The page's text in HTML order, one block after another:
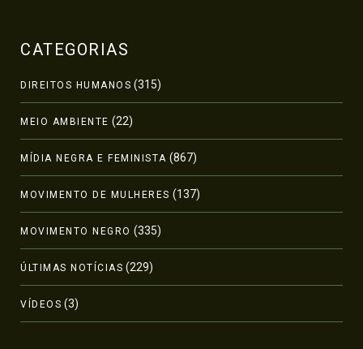
CATEGORIAS
DIREITOS HUMANOS (315)
MEIO AMBIENTE (22)
MÍDIA NEGRA E FEMINISTA (867)
MOVIMENTO DE MULHERES (137)
MOVIMENTO NEGRO (335)
ÚLTIMAS NOTÍCIAS (229)
VÍDEOS (3)